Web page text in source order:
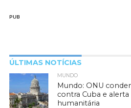
PUB
ÚLTIMAS NOTÍCIAS
MUNDO
Mundo: ONU
contra Cuba e alerta
humanitária